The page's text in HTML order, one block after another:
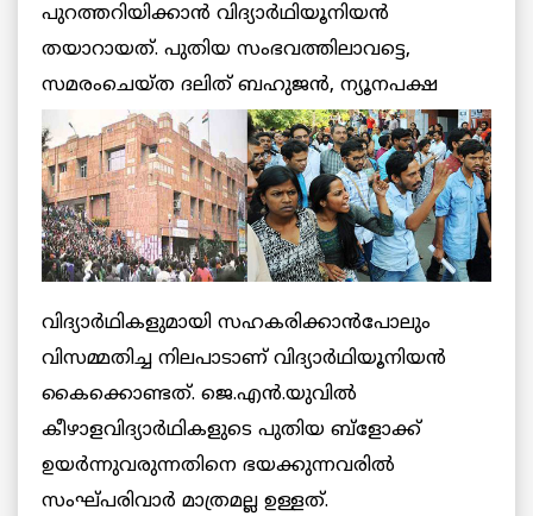
പുറത്തറിയിക്കാന്‍ വിദ്യാര്‍ഥിയൂനിയന്‍
തയാറായത്. പുതിയ സംഭവത്തിലാവട്ടെ,
സമരംചെയ്ത ദലിത് ബഹുജന്‍, ന്യൂനപക്ഷ
വിദ്യാര്‍ഥികളുമായി സഹകരിക്കാന്‍പോലും
വിസമ്മതിച്ച നിലപാടാണ് വിദ്യാര്‍ഥിയൂനിയന്‍
കൈക്കൊണ്ടത്. ജെ.എന്‍.യുവില്‍
കീഴാളവിദ്യാര്‍ഥികളുടെ പുതിയ ബ്ളോക്ക്
ഉയര്‍ന്നുവരുന്നതിനെ ഭയക്കുന്നവരില്‍
സംഘ്പരിവാര്‍ മാത്രമല്ല ഉള്ളത്.